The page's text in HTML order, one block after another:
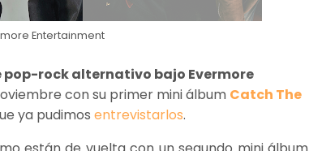
Entertainment
pop-rock alternativo bajo Evermore
con su primer mini álbum Catch The
ya pudimos entrevistarlos.